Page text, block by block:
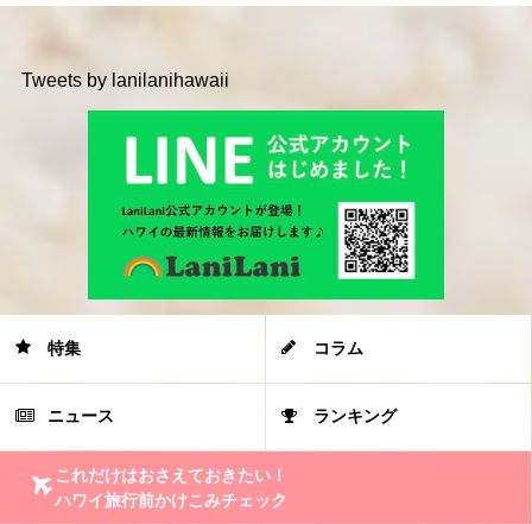
Tweets by lanilanihawaii
特集 コラム
ニュース ランキング
これだけはおさえておきたい！
ハワイ旅行前かけこみチェック